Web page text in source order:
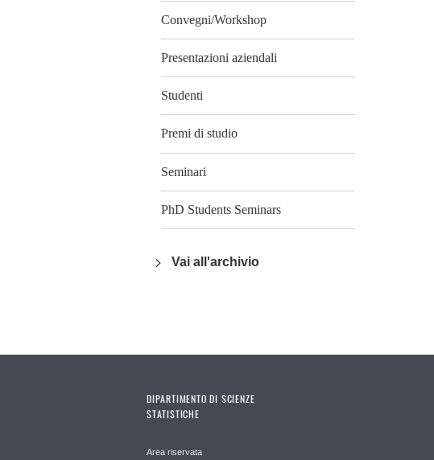
Convegni/Workshop
Presentazioni aziendali
Studenti
Premi di studio
Seminari
PhD Students Seminars
Vai all'archivio
DIPARTIMENTO DI SCIENZE
STATISTICHE
Area riservata